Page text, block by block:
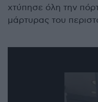
χτύπησε όλη την
μάρτυρας του